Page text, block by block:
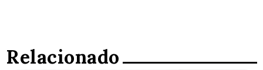
Relacionado